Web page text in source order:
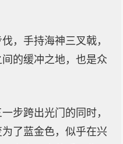
，手持海神三叉戟，
的缓冲之地，也是众
步跨出光门的同时，
了蓝金色，似乎在兴